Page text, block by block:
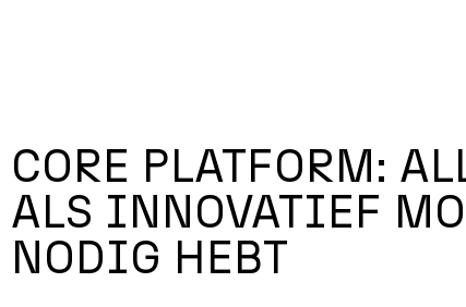
CORE PLATFORM:
ALS INNOVATIEF
NODIG HEBT